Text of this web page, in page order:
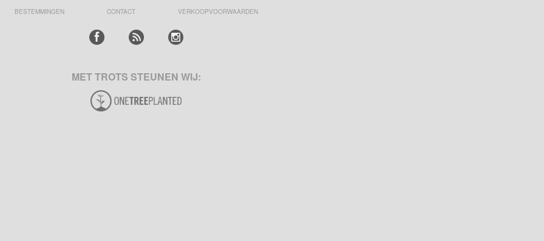
BESTEMMINGEN CONTACT VERKOOPVOORWAARDEN
MET TROTS STEUNEN WIJ: